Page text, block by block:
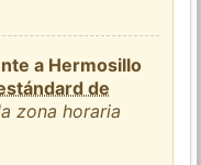
a Hermosillo
de
zona horaria